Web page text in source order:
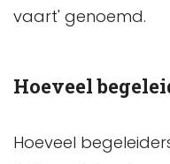
vaart' genoemd.
Hoeveel
Hoeveel